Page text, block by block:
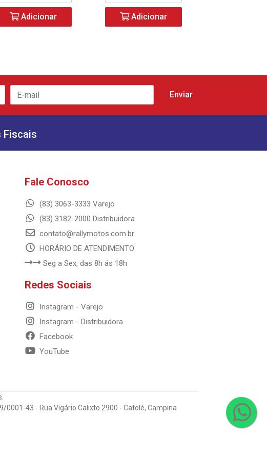
Adicionar Adicionar
Fiscais
Fale Conosco
(83) 3063-3333 Varejo
(83) 3182-2000 Distribuidora
contato@rallymotos.com.br
HORÁRIO DE ATENDIMENTO
Seg a Sex, das 8h ás 18h
Redes Sociais
Instagram - Varejo
Instagram - Distribuidora
Facebook
YouTube
0001-43 - Rua Vigário Calixto 2900 - Catolé, Campina